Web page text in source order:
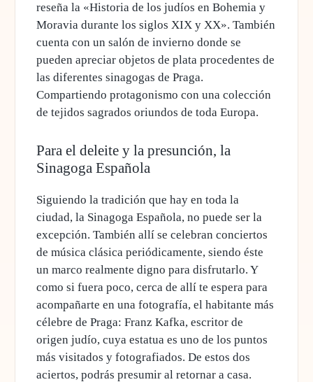
reseña la «Historia de los judíos en Bohemia y
Moravia durante los siglos XIX y XX». También
cuenta con un salón de invierno donde se
pueden apreciar objetos de plata procedentes de
las diferentes sinagogas de Praga.
Compartiendo protagonismo con una colección
de tejidos sagrados oriundos de toda Europa.
Para el deleite y la presunción, la
Sinagoga Española
Siguiendo la tradición que hay en toda la
ciudad, la Sinagoga Española, no puede ser la
excepción. También allí se celebran conciertos
de música clásica periódicamente, siendo éste
un marco realmente digno para disfrutarlo. Y
como si fuera poco, cerca de allí te espera para
acompañarte en una fotografía, el habitante más
célebre de Praga:Franz Kafka, escritor de
origen judío, cuya estatua es uno de los puntos
más visitados y fotografiados. De estos dos
aciertos, podrás presumir al retornar a casa.